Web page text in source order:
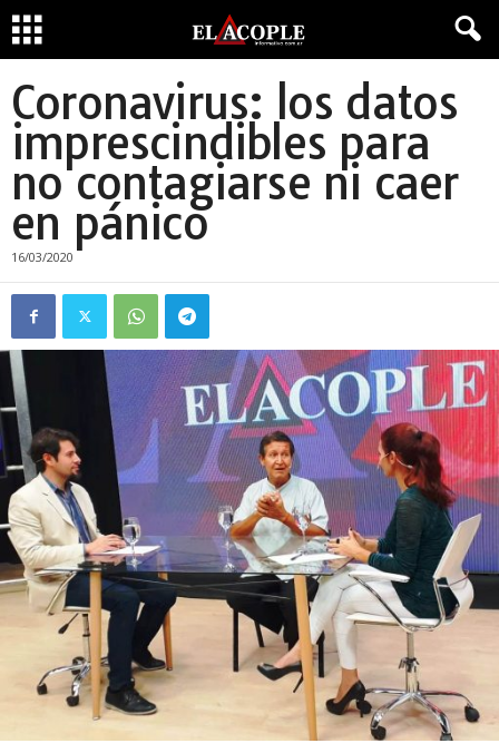
Coronavirus: los datos
imprescindibles para
no contagiarse ni caer
en pánico
16/03/2020